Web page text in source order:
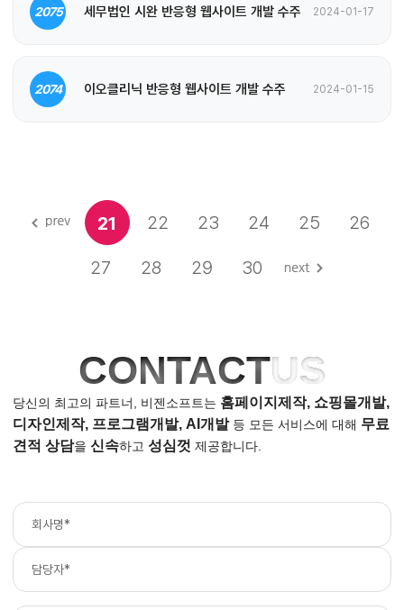
2075 세무법인 시완 반응형 웹사이트 개발 수주 2024-01-17
2074 이오클리닉 반응형 웹사이트 개발 수주 2024-01-15
21 22 23 24 25 26
27 28 29 30
CONTACTUS
당신의 최고의 파트너, 비젠소프트는 홈페이지제작, 쇼핑몰개발,
디자인제작, 프로그램개발, AI개발등 모든 서비스에 대해 무료
견적 상담을 신속하고 성심껏 제공합니다.